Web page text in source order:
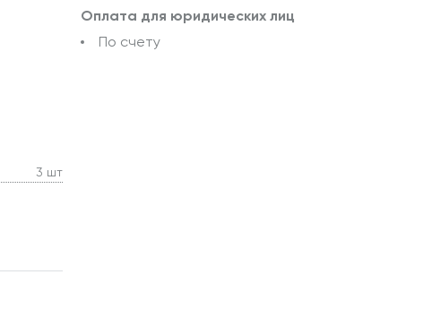
3 шт
Оплата для юридических лиц
По счету